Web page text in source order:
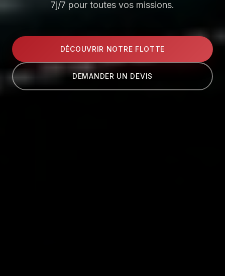
7j/7 pour toutes vos missions.
DÉCOUVRIR NOTRE FLOTTE
DEMANDER UN DEVIS